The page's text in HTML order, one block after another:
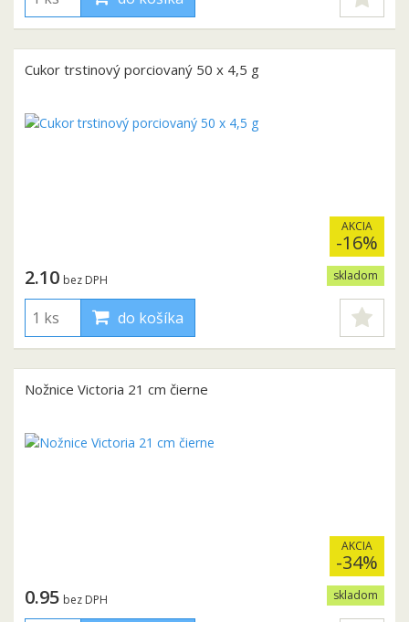
Cukor trstinový porciovaný 50 x 4,5 g
AKCIA
-16%
skladom
2.10 bez DPH
do košíka
Nožnice Victoria 21 cm čierne
AKCIA
-34%
skladom
0.95 bez DPH